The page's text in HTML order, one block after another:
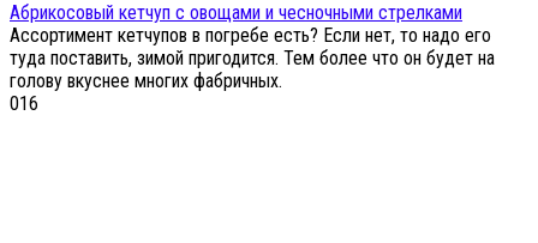
Абрикосовый кетчуп с овощами и чесночными стрелками
Ассортимент кетчупов в погребе есть? Если нет, то надо его
туда поставить, зимой пригодится. Тем более что он будет на
голову вкуснее многих фабричных.
016